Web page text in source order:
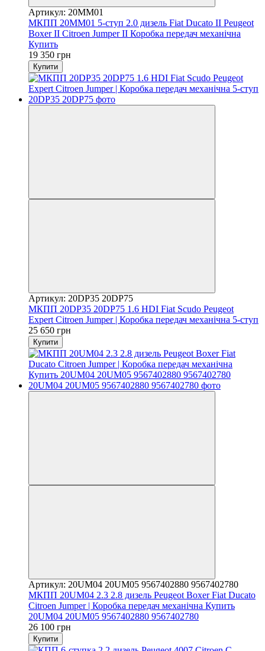
Артикул: 20MM01
МКПП 20MM01 5-ступ 2.0 дизель Fiat Ducato II Peugeot
Boxer II Citroen Jumper II Коробка передач механічна
Купить
19 350 грн
Купити
Артикул: 20DP35 20DP75
МКПП 20DP35 20DP75 1.6 HDI Fiat Scudo Peugeot
Expert Citroen Jumper | Коробка передач механічна 5-ступ
25 650 грн
Купити
Артикул: 20UM04 20UM05 9567402880 9567402780
МКПП 20UM04 2.3 2.8 дизель Peugeot Boxer Fiat Ducato
Citroen Jumper | Коробка передач механічна Купить
20UM04 20UM05 9567402880 9567402780
26 100 грн
Купити